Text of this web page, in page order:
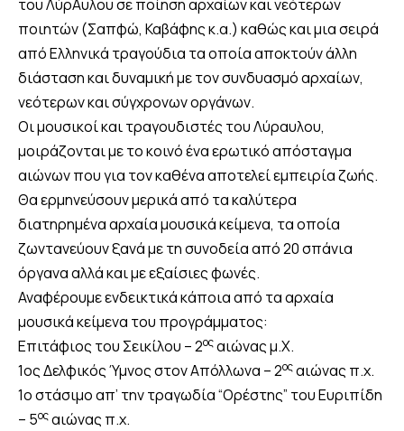
του ΛύρΑυλου σε ποίηση αρχαίων και νεότερων
ποιητών (Σαπφώ, Καβάφης κ.α.) καθώς και μια σειρά
από Ελληνικά τραγούδια τα οποία αποκτούν άλλη
διάσταση και δυναμική με τον συνδυασμό αρχαίων,
νεότερων και σύγχρονων οργάνων.
Οι μουσικοί και τραγουδιστές του Λύραυλου,
μοιράζονται με το κοινό ένα ερωτικό απόσταγμα
αιώνων που για τον καθένα αποτελεί εμπειρία ζωής.
Θα ερμηνεύσουν μερικά από τα καλύτερα
διατηρημένα αρχαία μουσικά κείμενα, τα οποία
ζωντανεύουν ξανά με τη συνοδεία από 20 σπάνια
όργανα αλλά και με εξαίσιες φωνές.
Αναφέρουμε ενδεικτικά κάποια από τα αρχαία
μουσικά κείμενα του προγράμματος:
Επιτάφιος του Σεικίλου – 2οςαιώνας μ.Χ.
1ος Δελφικός Ύμνος στον Απόλλωνα – 2οςαιώνας π.χ.
1ο στάσιμο απ’ την τραγωδία “Ορέστης” του Ευριπίδη
– 5οςαιώνας π.χ.